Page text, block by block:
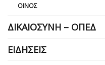
ΟΊΝΟΣ
ΔΙΚΑΙΟΣΎΝΗ – ΟΠΕΔ
ΕΙΔΉΣΕΙΣ